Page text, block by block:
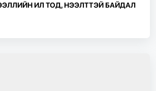
ИЛ ТОД, НЭЭЛТТЭЙ БАЙДАЛ